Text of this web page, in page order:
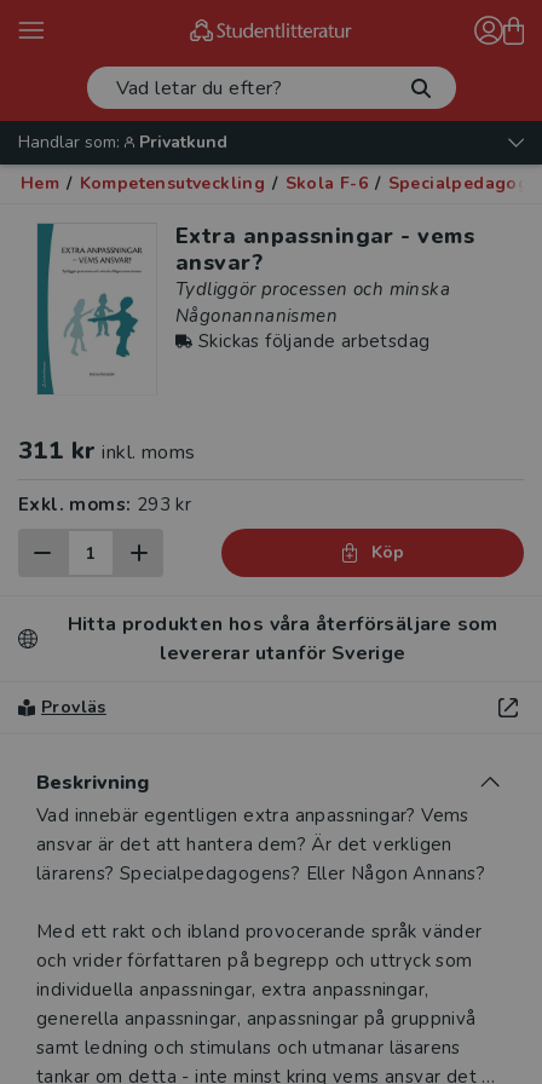
Handlar som:
Privatkund
Hem / Kompetensutveckling / Skola F-6 /
Extra anpassningar - vems
ansvar?
Tydliggör processen och minska
Någonannanismen
Skickas följande arbetsdag
311 kr inkl. moms
Exkl. moms: 293 kr
Köp
Hitta produkten hos våra återförsäljare som
levererar utanför Sverige
Provläs
Beskrivning
Beskrivning
Vad innebär egentligen extra anpassningar? Vems
ansvar är det att hantera dem? Är det verkligen
lärarens? Specialpedagogens? Eller Någon Annans?
Med ett rakt och ibland provocerande språk vänder
och vrider författaren på begrepp och uttryck som
individuella anpassningar, extra anpassningar,
generella anpassningar, anpassningar på gruppnivå
samt ledning och stimulans och utmanar läsarens
tankar om detta - inte minst kring vems ansvar det är.